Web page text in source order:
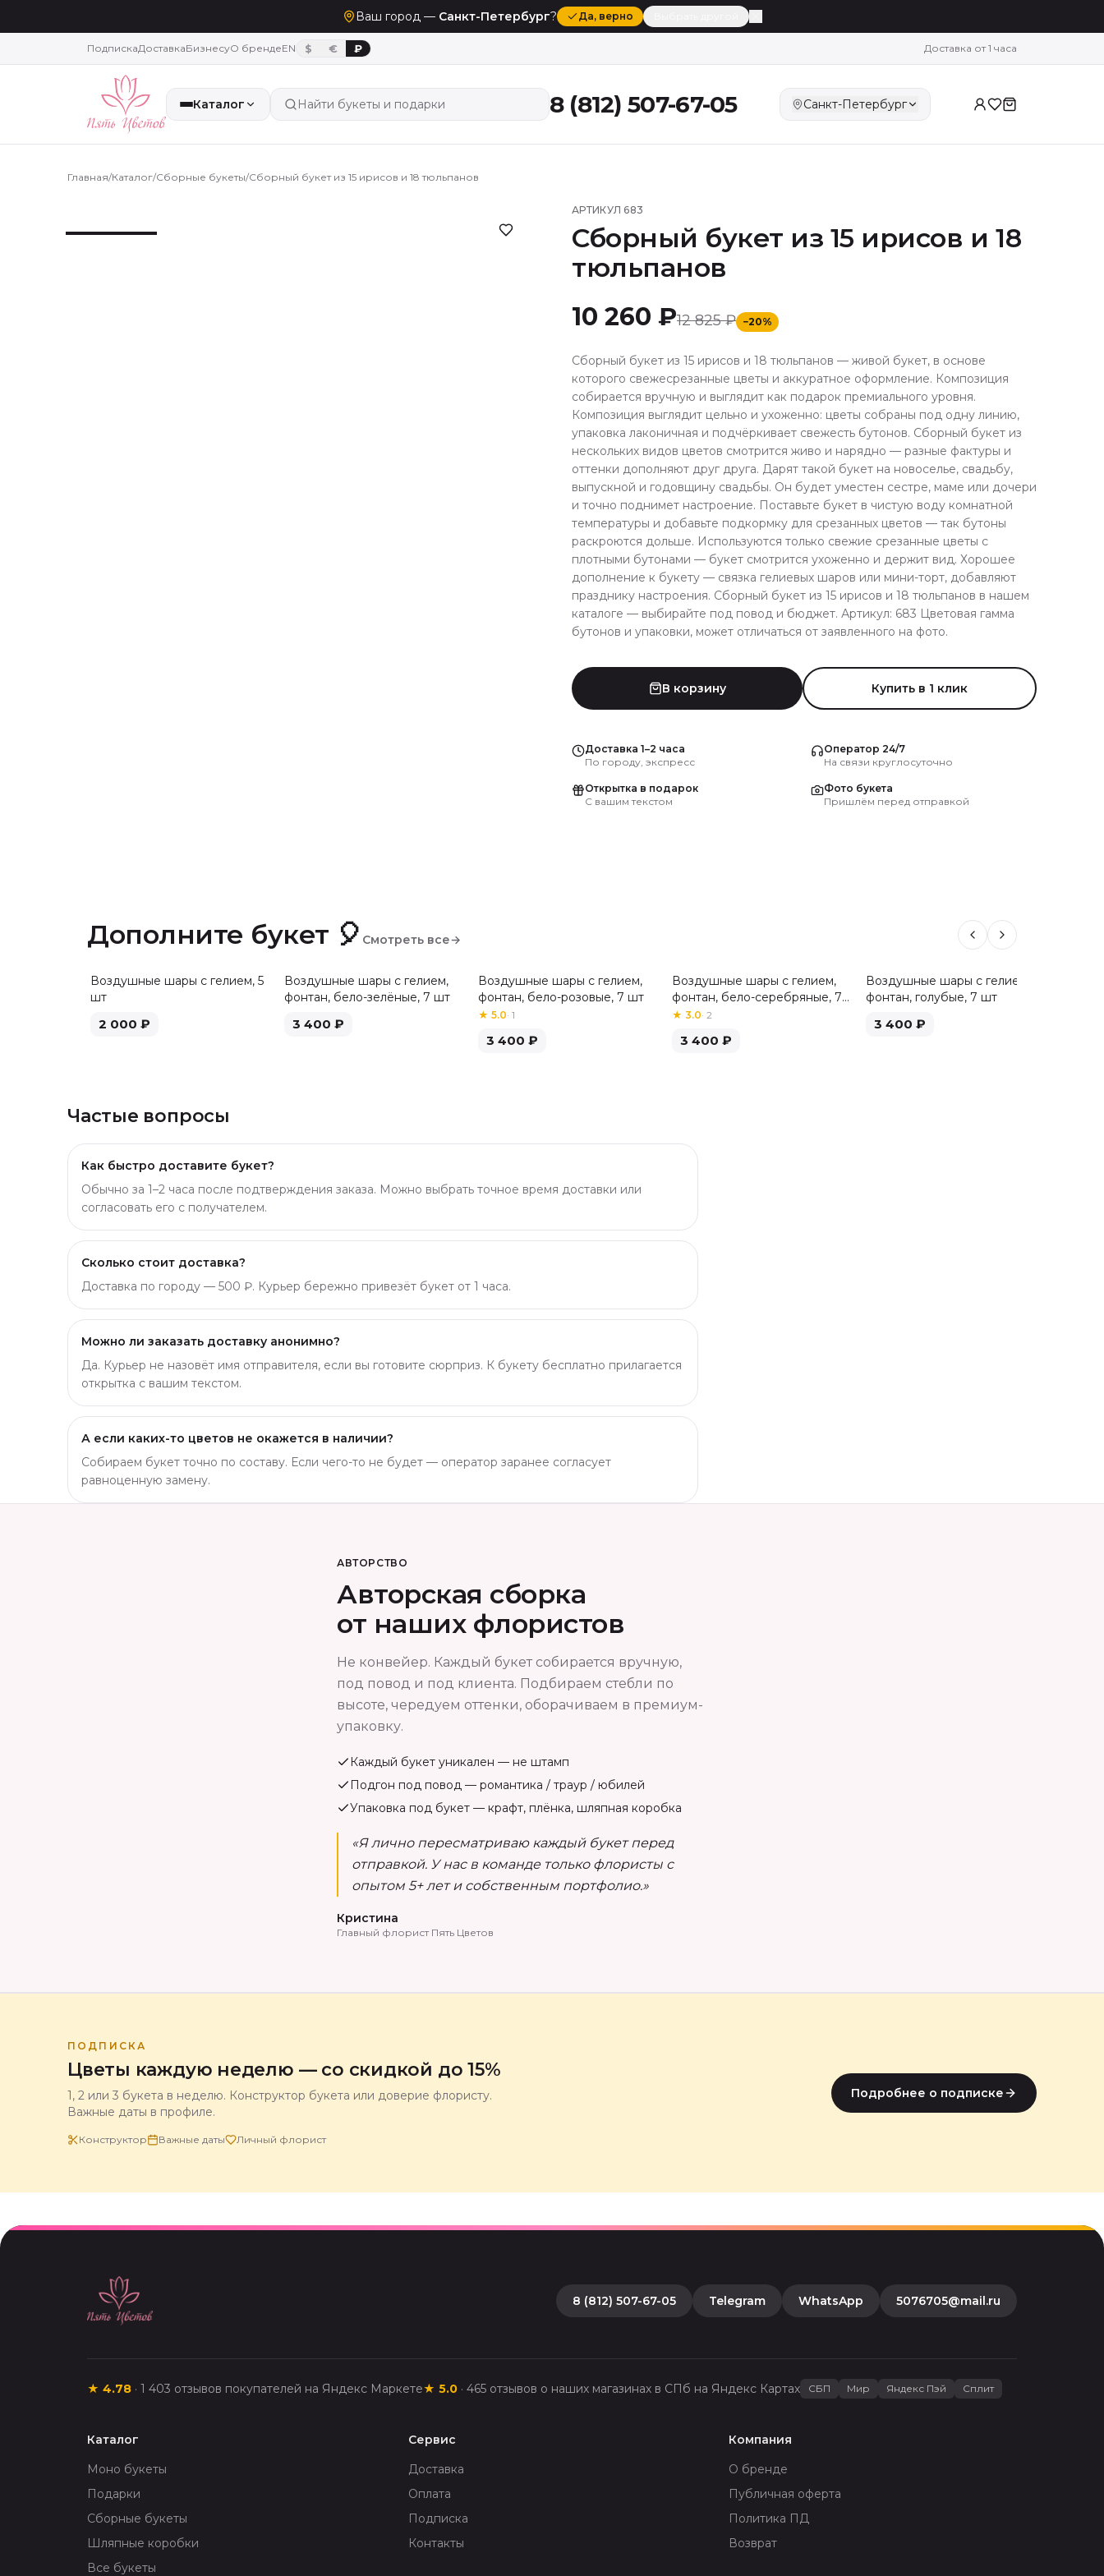
Ваш город — Санкт-Петербург? Да, верно
ПодпискаДоставкаБизнесуО брендеEN $ € ₽ Доставка от 1 часа
Каталог Найти букеты и подарки 8 (812) 507-67-05 Санкт-Петербург
Главная/Каталог/Сборные букеты/Сборный букет из 15 ирисов и 18 тюльпанов
АРТИКУЛ 683
Сборный букет из 15 ирисов и 18
тюльпанов
10 260 ₽12 825 ₽ −20%
Сборный букет из 15 ирисов и 18 тюльпанов — живой букет, в основе
которого свежесрезанные цветы и аккуратное оформление. Композиция
собирается вручную и выглядит как подарок премиального уровня.
Композиция выглядит цельно и ухоженно: цветы собраны под одну линию,
упаковка лаконичная и подчёркивает свежесть бутонов. Сборный букет из
нескольких видов цветов смотрится живо и нарядно — разные фактуры и
оттенки дополняют друг друга. Дарят такой букет на новоселье, свадьбу,
выпускной и годовщину свадьбы. Он будет уместен сестре, маме или дочери
и точно поднимет настроение. Поставьте букет в чистую воду комнатной
температуры и добавьте подкормку для срезанных цветов — так бутоны
раскроются дольше. Используются только свежие срезанные цветы с
плотными бутонами — букет смотрится ухоженно и держит вид. Хорошее
дополнение к букету — связка гелиевых шаров или мини-торт, добавляют
празднику настроения. Сборный букет из 15 ирисов и 18 тюльпанов в нашем
каталоге — выбирайте под повод и бюджет. Артикул: 683 Цветовая гамма
бутонов и упаковки, может отличаться от заявленного на фото.
В корзину Купить в 1 клик
Доставка 1–2 часа
По городу, экспресс
Оператор 24/7
На связи круглосуточно
Открытка в подарок
С вашим текстом
Фото букета
Пришлём перед отправкой
Дополните букет 🎈 Смотреть все→
Воздушные шары с гелием, 5
шт
2 000 ₽
Воздушные шары с гелием,
фонтан, бело-зелёные, 7 шт
3 400 ₽
Воздушные шары с гелием,
фонтан, бело-розовые, 7 шт
★ 5.0· 1
3 400 ₽
Воздушные шары с гелием,
фонтан, бело-серебряные, 7
шт
★ 3.0· 2
3 400 ₽
Воздушные шары с гелием,
фонтан, голубые, 7 шт
3 400 ₽
Частые вопросы
Как быстро доставите букет?
Обычно за 1–2 часа после подтверждения заказа. Можно выбрать точное время доставки или
согласовать его с получателем.
Сколько стоит доставка?
Доставка по городу — 500 ₽. Курьер бережно привезёт букет от 1 часа.
Можно ли заказать доставку анонимно?
Да. Курьер не назовёт имя отправителя, если вы готовите сюрприз. К букету бесплатно прилагается
открытка с вашим текстом.
А если каких-то цветов не окажется в наличии?
Собираем букет точно по составу. Если чего-то не будет — оператор заранее согласует
равноценную замену.
АВТОРСТВО
Авторская сборка
от наших флористов
Не конвейер. Каждый букет собирается вручную,
под повод и под клиента. Подбираем стебли по
высоте, чередуем оттенки, оборачиваем в премиум-
упаковку.
Каждый букет уникален — не штамп
Подгон под повод — романтика / траур / юбилей
Упаковка под букет — крафт, плёнка, шляпная коробка
«Я лично пересматриваю каждый букет перед
отправкой. У нас в команде только флористы с
опытом 5+ лет и собственным портфолио.»
Кристина
Главный флорист Пять Цветов
ПОДПИСКА
Цветы каждую неделю — со скидкой до 15%
1, 2 или 3 букета в неделю. Конструктор букета или доверие флористу.
Важные даты в профиле.
Конструктор Важные даты Личный флорист
Подробнее о подписке
8 (812) 507-67-05 Telegram WhatsApp 5076705@mail.ru
★ 4.78 · 1 403 отзывов покупателей на Яндекс Маркете★ 5.0 · 465 отзывов о наших магазинах в СПб на Яндекс Картах СБП Мир Яндекс Пэй Сплит
Каталог
Моно букеты
Подарки
Сборные букеты
Шляпные коробки
Все букеты
Сервис
Доставка
Оплата
Подписка
Контакты
Компания
О бренде
Публичная оферта
Политика ПД
Возврат